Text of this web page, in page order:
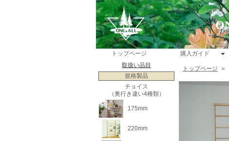
トップページ 購入ガイド
取扱い品目
規格製品
チョイス
（奥行き違い4種類）
175mm
220mm
トップページ ＞